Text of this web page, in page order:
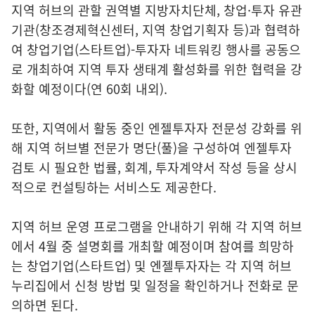
지역 허브의 관할 권역별 지방자치단체, 창업·투자 유관
기관(창조경제혁신센터, 지역 창업기획자 등)과 협력하
여 창업기업(스타트업)-투자자 네트워킹 행사를 공동으
로 개최하여 지역 투자 생태계 활성화를 위한 협력을 강
화할 예정이다(연 60회 내외).
또한, 지역에서 활동 중인 엔젤투자자 전문성 강화를 위
해 지역 허브별 전문가 명단(풀)을 구성하여 엔젤투자
검토 시 필요한 법률, 회계, 투자계약서 작성 등을 상시
적으로 컨설팅하는 서비스도 제공한다.
지역 허브 운영 프로그램을 안내하기 위해 각 지역 허브
에서 4월 중 설명회를 개최할 예정이며 참여를 희망하
는 창업기업(스타트업) 및 엔젤투자자는 각 지역 허브
누리집에서 신청 방법 및 일정을 확인하거나 전화로 문
의하면 된다.